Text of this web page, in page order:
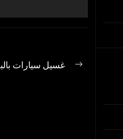
تصفّح
Previous
غسيل سيارات